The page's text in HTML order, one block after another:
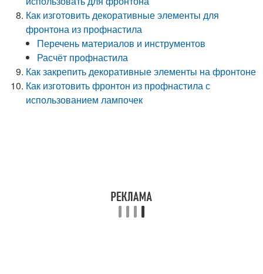
Как изготовить декоративные элементы для
фронтона из профнастила
Перечень материалов и инструментов
Расчёт профнастила
Как закрепить декоративные элементы на фронтоне
Как изготовить фронтон из профнастила с
использованием лампочек